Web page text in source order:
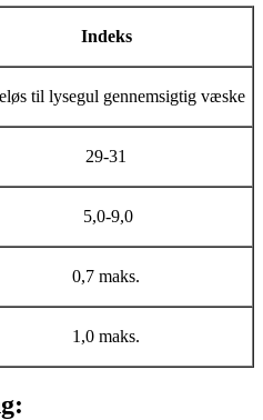
Indeks
til lysegul gennemsigtig væske
29-31
5,0-9,0
0,7 maks.
1,0 maks.